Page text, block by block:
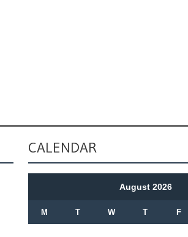
CALENDAR
August 2026
M T W T F